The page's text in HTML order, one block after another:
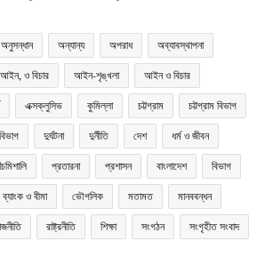
অনুসন্ধান অন্যান্য অপরাধ অব্যাবস্থাপনা
আইন, ও বিচার আইন-শৃঙ্খলা আইন ও বিচার
এক্সক্লুসিভ কুমিল্লা চট্টগ্রাম চট্টগ্রাম বিভাগ
দুর্ঘটনা দুর্নীতি দেশ ধর্ম ও জীবন
প্রতারনা প্রশাসন বাংলাদেশ বিভাগ
ব্যাংক ও বীমা ভৌগলিক মতামত মানববন্ধন
রাষ্ট্রনীতি শিক্ষা সংগঠন সংগৃহীত সংবাদ